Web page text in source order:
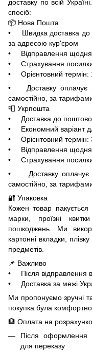
доставку по всій
спосіб:
📦 Нова Пошта
• Швидка доставка до
за адресою кур'єром
• Відправлення щодня
• Страхування
• Орієнтовний термін:
• Доставку оплачує
самостійно, за
📮 Укрпошта
• Доставка до
• Економний варіант
• Орієнтовний термін:
• Відправлення щодня
• Страхування
• Доставку оплачує
самостійно, за
🔐 Упаковка
Кожен товар
марки, проїзні
пошкоджень. Ми
картонні вкладки,
предметів.
📌 Важливо
• Після відправлення
• Доставка за межі
Ми пропонуємо зручні
покупка була
🏦 Оплата на
Після оформлення
для переказу